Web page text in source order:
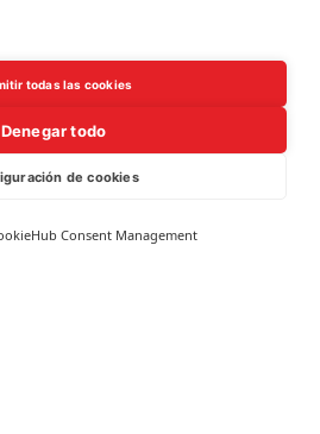
II de Montcada, 8
BARCELONA
todas las cookies
Denegar todo
de cookies
Consent Management